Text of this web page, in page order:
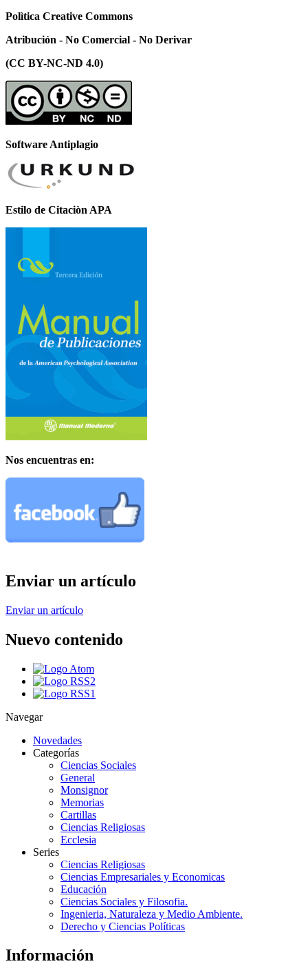
Polìtica Creative Commons
Atribución - No Comercial - No Derivar
(CC BY-NC-ND 4.0)
Software Antiplagio
Estilo de Citaciòn APA
Nos encuentras en:
Enviar un artículo
Enviar un artículo
Nuevo contenido
Navegar
Novedades
Categorías
Ciencias Sociales
General
Monsignor
Memorias
Cartillas
Ciencias Religiosas
Ecclesia
Series
Ciencias Religiosas
Ciencias Empresariales y Economicas
Educación
Ciencias Sociales y Filosofia.
Ingenieria, Naturaleza y Medio Ambiente.
Derecho y Ciencias Políticas
Información